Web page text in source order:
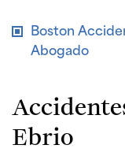
Boston
Abogado
Ebrio